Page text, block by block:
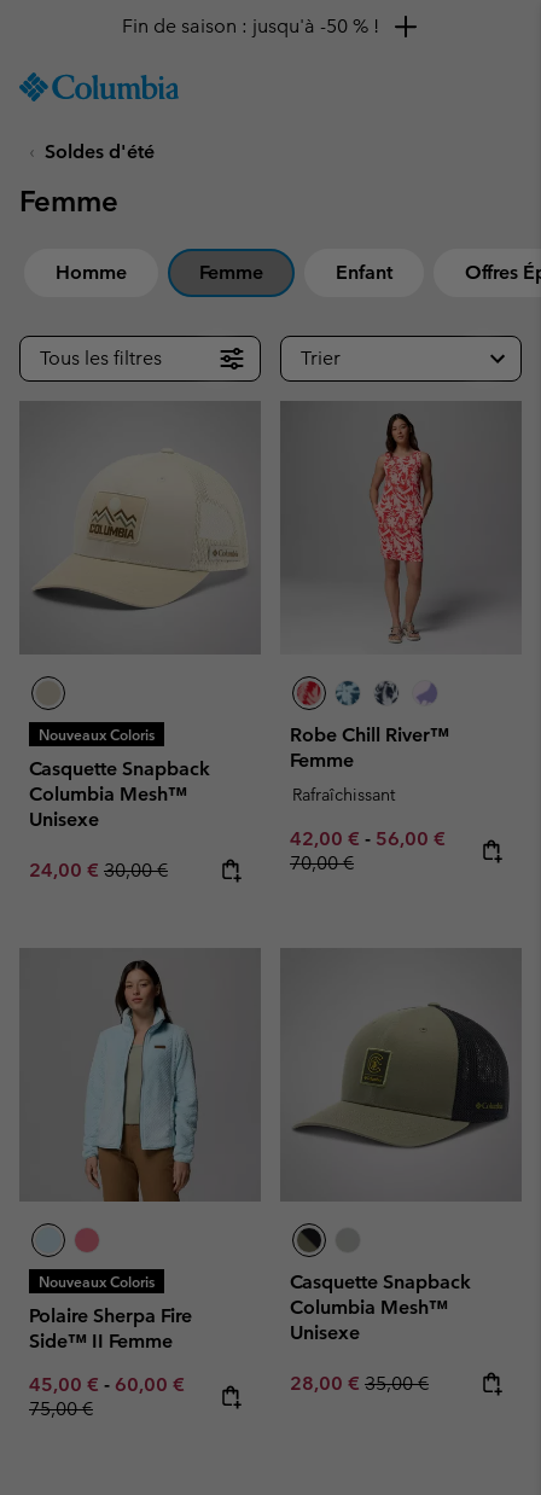
TO
SKIP
MAIN
SKIP
Fin de saison : jusqu'à -50 % !
Soldes d'été
Femme
Homme Femme Enfant Offres
Tous les filtres Trier
Nouveaux Coloris
Casquette Snapback
Columbia Mesh™
Unisexe
Sale price:
24,00 € Regular price:
30,00 €
Robe Chill River™
Femme
Rafraîchissant
Minimum sale price:
42,00 € - Maximum sale
56,00 € Regular
70,00 €
Nouveaux Coloris
Polaire Sherpa Fire
Side™ II Femme
Minimum sale price:
45,00 € - Maximum sale price:
60,00 € Regular price:
75,00 €
Casquette Snapback
Columbia Mesh™
Unisexe
Sale price:
28,00 € Regular price:
35,00 €